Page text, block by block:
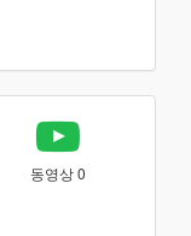
동영상 0